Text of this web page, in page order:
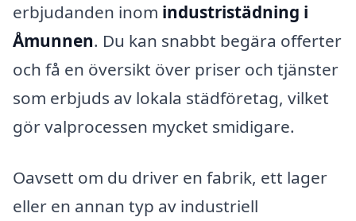
erbjudanden inom industristädning i
Åmunnen. Du kan snabbt begära offerter
och få en översikt över priser och tjänster
som erbjuds av lokala städföretag, vilket
gör valprocessen mycket smidigare.
Oavsett om du driver en fabrik, ett lager
eller en annan typ av industriell